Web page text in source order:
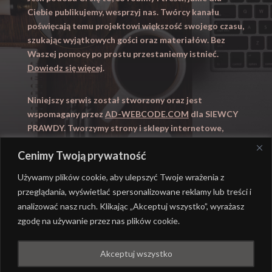
Cenimy Twoją prywatność
Używamy plików cookie, aby ulepszyć Twoje wrażenia z
przeglądania, wyświetlać spersonalizowane reklamy lub treści i
analizować nasz ruch. Klikając „Akceptuj wszystko”, wyrażasz
zgodę na używanie przez nas plików cookie.
Akceptuj wszystko
Ciebie publikujemy, wesprzyj nas. Twórcy kanału
poświęcają temu projektowi większość swojego czasu,
szukając wyjątkowych gości oraz materiałów. Bez
Waszej pomocy po prostu przestaniemy istnieć.
Dowiedz się więcej.
Niniejszy serwis został stworzony oraz jest
wspomagany przez AD-WEBCODE.COM dla SIEWCY
PRAWDY. Tworzymy strony i sklepy internetowe,
Zapraszamy takze naWYUCZENI.PL
AD-WEBCODE.COM